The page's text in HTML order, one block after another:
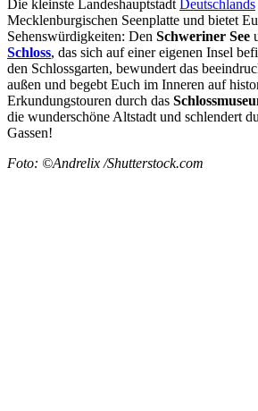
Die kleinste Landeshauptstadt Deutschlands
Mecklenburgischen Seenplatte und bietet
Sehenswürdigkeiten: Den Schweriner See
Schloss, das sich auf einer eigenen Insel
den Schlossgarten, bewundert das
außen und begebt Euch im Inneren auf
Erkundungstouren durch das
die wunderschöne Altstadt und schlendert
Gassen!
Foto: ©Andrelix /Shutterstock.com